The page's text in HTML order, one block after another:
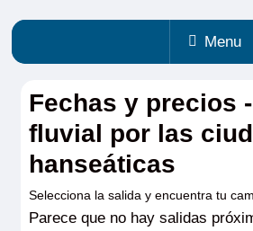
Menu
Fechas y precios
fluvial por las
hanseáticas
Selecciona la salida y encuentra tu
Parece que no hay salidas